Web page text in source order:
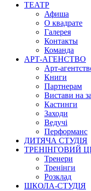
ТЕАТР
Афиша
О квадрате
Галерея
Контакты
Команда
АРТ-АГЕНСТВО
Арт-
Книги
Партнерам
Вистави на
Кастинги
Заходи
Ведучі
Перформанс
ДИТЯЧА СТУДІЯ
ТРЕНІНГОВИЙ
Тренери
Тренінги
Розклад
ШКОЛА-СТУДІЯ